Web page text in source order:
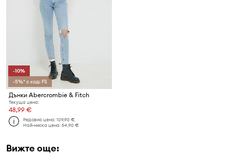
-10%
-5%* с код: FS
Дънки Abercrombie & Fitch
Текуща цена:
48,99 €
Редовна цена:109,90 €
Най-ниска цена:54,90 €
Вижте още: